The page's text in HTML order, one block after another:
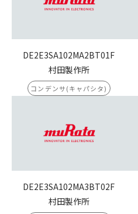
DE2E3SA102MA2BT01F
村田製作所
コンデンサ(キャパシタ)
DE2E3SA102MA3BT02F
村田製作所